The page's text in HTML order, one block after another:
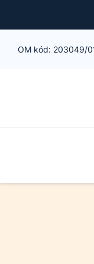
OM kód: 203049/